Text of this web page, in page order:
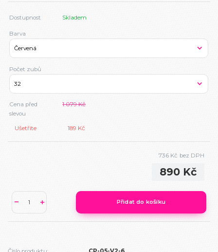
Dostupnost Skladem
Barva
Počet zubů
Cena před
slevou
1 079 Kč
Ušetříte 189 Kč
890 Kč
736 Kč bez DPH
Přidat do košíku